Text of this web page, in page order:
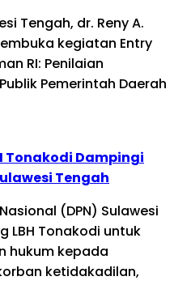
Tengah, dr. Reny A.
kegiatan Entry
RI: Penilaian
Pemerintah Daerah
Tonakodi Dampingi
Tengah
(DPN) Sulawesi
LBH Tonakodi untuk
hukum kepada
ketidakadilan,